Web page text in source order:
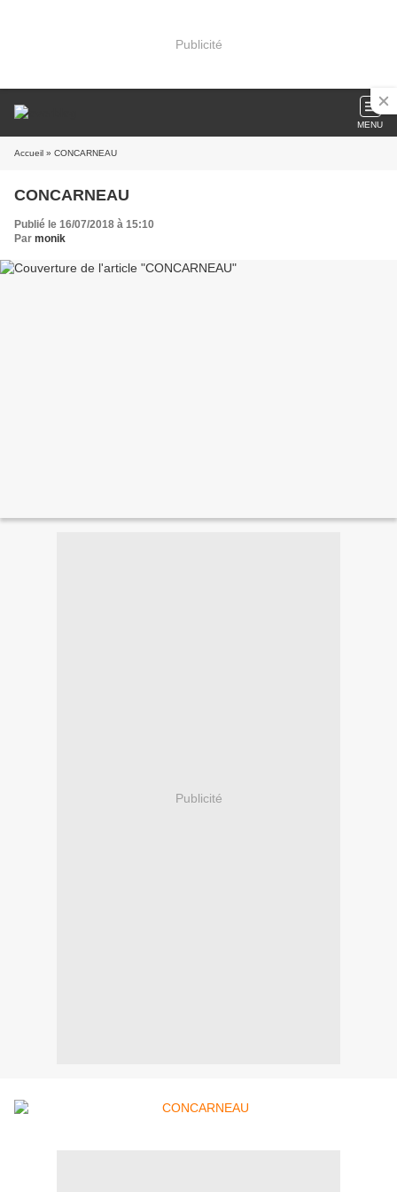
Publicité
MENU
Accueil » CONCARNEAU
CONCARNEAU
Publié le 16/07/2018 à 15:10
Par monik
Publicité